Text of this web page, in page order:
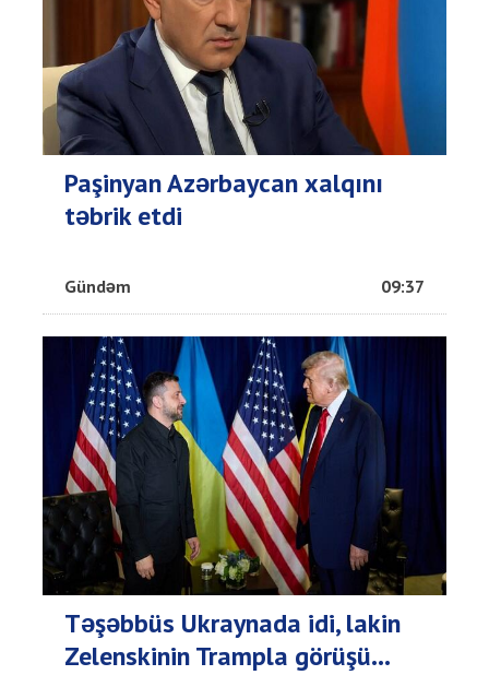
Paşinyan Azərbaycan xalqını
təbrik etdi
Gündəm 09:37
Təşəbbüs Ukraynada idi, lakin
Zelenskinin Trampla görüşü...